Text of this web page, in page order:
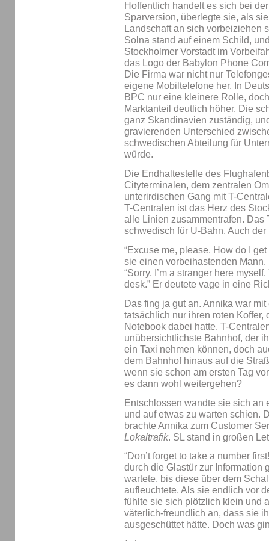
Hoffentlich handelt es sich bei
Sparversion, überlegte sie, als
Landschaft an sich vorbeiziehen
Solna stand auf einem Schild,
Stockholmer Vorstadt im
das Logo der Babylon Phone
Die Firma war nicht nur
eigene Mobiltelefone her. In
BPC nur eine kleinere Rolle,
Marktanteil deutlich höher. Die
ganz Skandinavien zuständig,
gravierenden Unterschied
schwedischen Abteilung für
würde.
Die Endhaltestelle des
Cityterminalen, dem zentralen
unterirdischen Gang mit T-
T-Centralen ist das Herz des
alle Linien zusammentrafen. Das
schwedisch für U-Bahn. Auch
“Excuse me, please. How do I
sie einen vorbeihastenden Mann.
“Sorry, I’m a stranger here
desk.” Er deutete vage in eine
Das fing ja gut an. Annika war
tatsächlich nur ihren roten
Notebook dabei hatte. T-
unübersichtlichste Bahnhof, der
ein Taxi nehmen können, doch
dem Bahnhof hinaus auf die
wenn sie schon am ersten Tag
es dann wohl weitergehen?
Entschlossen wandte sie sich an
und auf etwas zu warten schien.
brachte Annika zum Customer
Lokaltrafik. SL stand in großen
“Don’t forget to take a number
durch die Glastür zur Information
wartete, bis diese über dem
aufleuchtete. Als sie endlich vor
fühlte sie sich plötzlich klein und
väterlich-freundlich an, dass sie
ausgeschüttet hätte. Doch was